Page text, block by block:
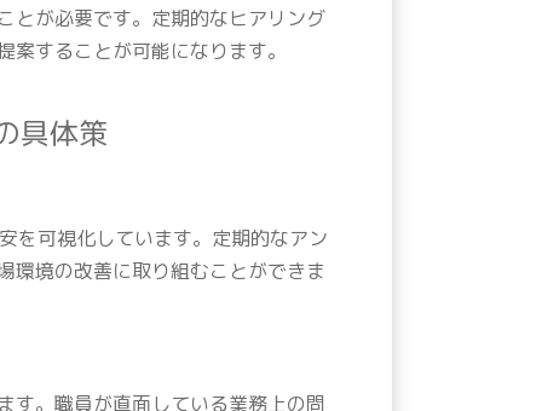
とが必要です。定期的なヒアリング
することが可能になります。
具体策
を可視化しています。定期的なアン
環境の改善に取り組むことができま
す。職員が直面している業務上の問